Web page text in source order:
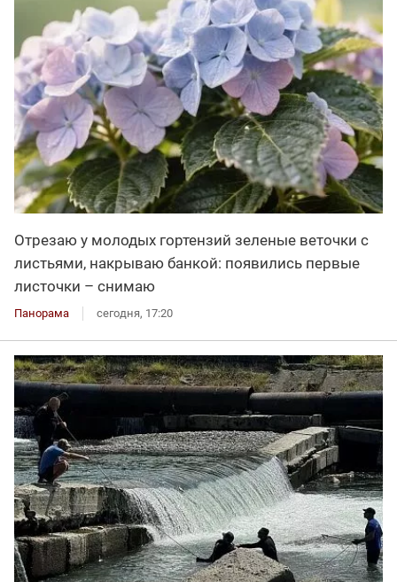
Отрезаю у молодых гортензий зеленые веточки с
листьями, накрываю банкой: появились первые
листочки – снимаю
Панорама сегодня, 17:20